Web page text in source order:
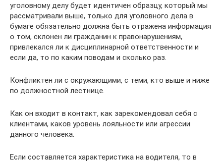
уголовному делу будет идентичен образцу, который мы
рассматривали выше, только для уголовного дела в
бумаге обязательно должна быть отражена информация
о том, склонен ли гражданин к правонарушениям,
привлекался ли к дисциплинарной ответственности и
если да, то по каким поводам и сколько раз.
Конфликтен ли с окружающими, с теми, кто выше и ниже
по должностной лестнице.
Как он входит в контакт, как зарекомендовал себя с
клиентами, каков уровень лояльности или агрессии
данного человека.
Если составляется характеристика на водителя, то в